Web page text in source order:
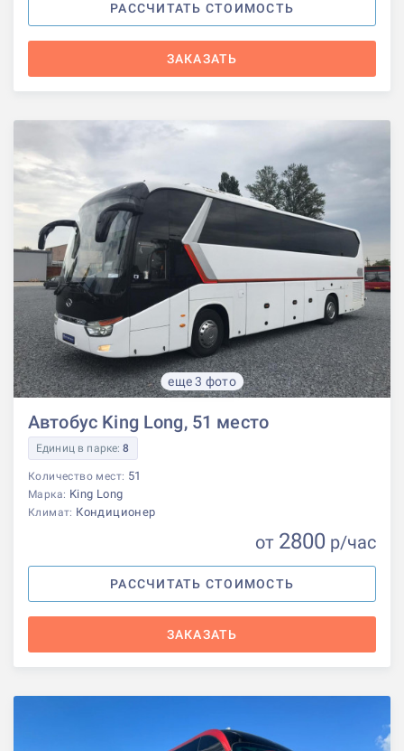
РАССЧИТАТЬ СТОИМОСТЬ
ЗАКАЗАТЬ
еще 3 фото
Автобус King Long, 51 место
Единиц в парке:8
Количество мест: 51
Марка: King Long
Климат: Кондиционер
от 2800 р/час
РАССЧИТАТЬ СТОИМОСТЬ
ЗАКАЗАТЬ